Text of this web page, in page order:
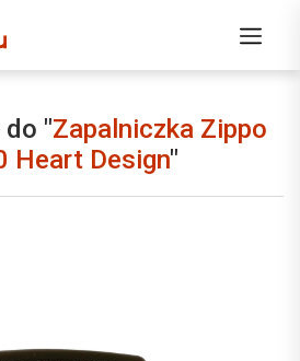
do "Zapalniczka Zippo
Heart Design"